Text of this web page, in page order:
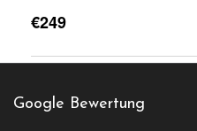
€249
+4952538699970
Google Bewertung